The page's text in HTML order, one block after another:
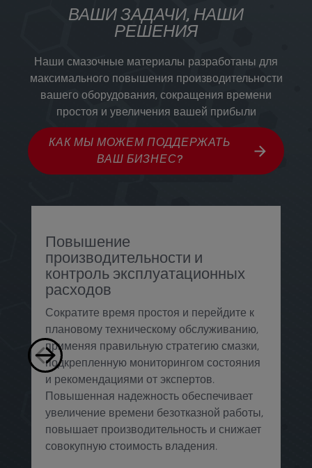
ВАШИ ЗАДАЧИ, НАШИ
РЕШЕНИЯ
Наши смазочные материалы разработаны для
максимального повышения производительности
вашего оборудования, сокращения времени
простоя и увеличения вашей прибыли
КАК МЫ МОЖЕМ ПОДДЕРЖАТЬ
ВАШ БИЗНЕС?
Повышение
производительности и
контроль эксплуатационных
расходов
Сократите время простоя и перейдите к
плановому техническому обслуживанию,
применяя правильную стратегию смазки,
подкрепленную мониторингом состояния
и рекомендациями от экспертов.
Повышенная надежность обеспечивает
увеличение времени безотказной работы,
повышает производительность и снижает
совокупную стоимость владения.